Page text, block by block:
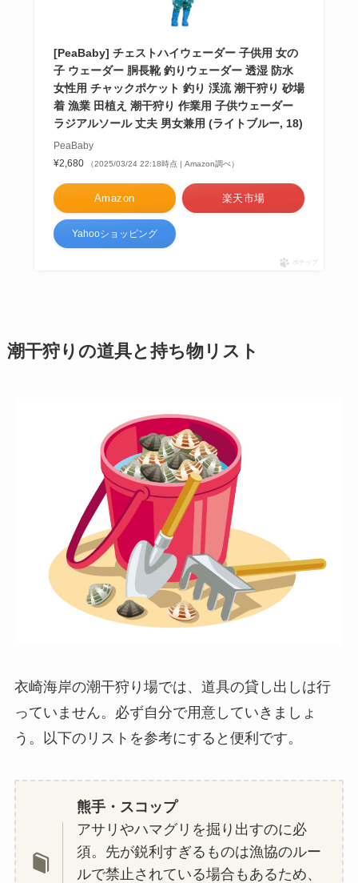
[PeaBaby] チェストハイウェーダー 子供用 女の
子 ウェーダー 胴長靴 釣りウェーダー 透湿 防水
女性用 チャックポケット 釣り 渓流 潮干狩り 砂場
着 漁業 田植え 潮干狩り 作業用 子供ウェーダー
ラジアルソール 丈夫 男女兼用 (ライトブルー, 18)
PeaBaby
¥2,680
（2025/03/24 22:18時点 | Amazon調べ）
Amazon 楽天市場
Yahooショッピング
ポチップ
潮干狩りの道具と持ち物リスト
衣崎海岸の潮干狩り場では、道具の貸し出しは行
っていません。必ず自分で用意していきましょ
う。以下のリストを参考にすると便利です。
熊手・スコップ
アサリやハマグリを掘り出すのに必
須。先が鋭利すぎるものは漁協のルー
ルで禁止されている場合もあるため、